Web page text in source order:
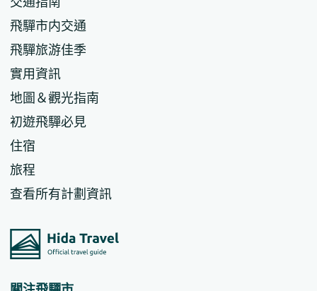
飛驒市内交通
飛驒旅游佳季
實用資訊
地圖＆觀光指南
初遊飛驒必見
住宿
旅程
查看所有計劃資訊